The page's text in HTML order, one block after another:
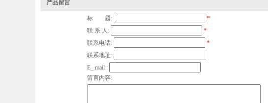
产品留言
标 题:
*
联 系 人:
*
联系电话:
*
联系地址:
E_ mail :
留言内容: